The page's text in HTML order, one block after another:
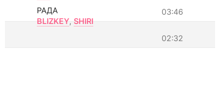
03:46
РАДА
BLIZKEY, SHIRI
02:32